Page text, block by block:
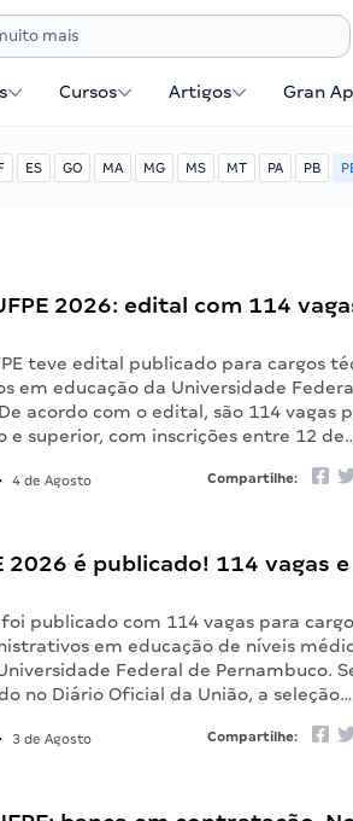
Cursos Artigos Gran
ES GO MA MG MS MT PA PB
2026: edital com 114
teve edital publicado para cargos
em educação da Universidade
acordo com o edital, são 114 vagas
e superior, com inscrições entre 12
• 4 de Agosto Compartilhe:
2026 é publicado! 114 vagas
foi publicado com 114 vagas para
em educação de níveis
Federal de Pernambuco.
no Diário Oficial da União, a seleção…
• 3 de Agosto Compartilhe: